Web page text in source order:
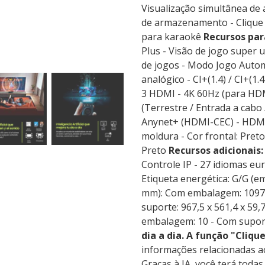
Visualização simultânea
de armazenamento -
para karaokê Recursos
Plus - Visão de jogo super
de jogos - Modo Jogo
analógico - CI+(1.4) /
3 HDMI - 4K 60Hz (para
(Terrestre / Entrada a cabo
Anynet+ (HDMI-CEC) -
moldura - Cor frontal:
Preto Recursos adicionais:
Controle IP - 27 idiomas
Etiqueta energética: G/G
mm): Com embalagem:
suporte: 967,5 x 561,4 x
embalagem: 10 - Com
dia a dia.A função
informações relacionadas